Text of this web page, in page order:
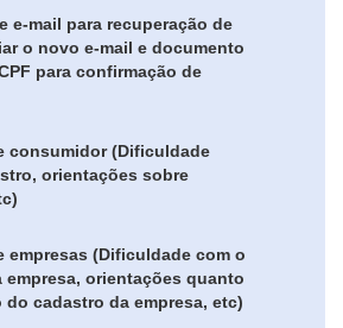
e-mail para recuperação de
o novo e-mail e documento
para confirmação de
consumidor (Dificuldade
orientações sobre
empresas (Dificuldade com o
empresa, orientações quanto
do cadastro da empresa, etc)